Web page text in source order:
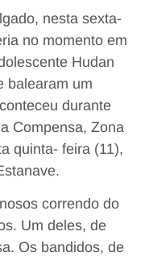
nesta sexta-
no momento em
Hudan
balearam um
durante
Compensa, Zona
quinta- feira (11),
correndo do
Um deles, de
Os bandidos, de